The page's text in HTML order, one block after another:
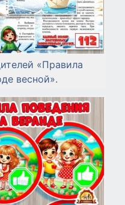
«Правила
весной».